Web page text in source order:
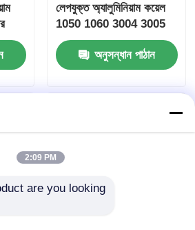
লেপযুক্ত অ্যালুমিনিয়াম কয়েল
1050 1060 3004 3005
কাঠের বীজ ইউভি প্রতিরোধী
জন্য পর্দা প্রাচীর সিলিং
অনুসন্ধান পাঠান
2:09 PM
are you looking